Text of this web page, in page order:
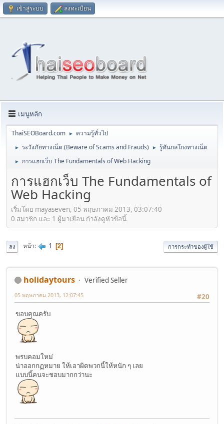
เข้าสู่ระบบ ลงทะเบียน
เมนูหลัก
ThaiSEOBoard.com ► ความรู้ทั่วไป
► ระวังภัยทางเน็ต (Beware of Scams and Frauds) ► รู้ทันกลโกงทางเน็ต
► การแฮกเว็บ The Fundamentals of Web Hacking
การแฮกเว็บ The Fundamentals of
Web Hacking
เริ่มโดย mayaseven, 05 พฤษภาคม 2013, 03:07:40
0 สมาชิก และ 1 ผู้มาเยือน กำลังดูหัวข้อนี้
ลง หน้า 1 2 การกระทำของผู้ใช้
holidaytours
Verified Seller
#20
05 พฤษภาคม 2013, 12:07:45
ขอบคุณครับ
พรบคอมใหม่
น่าออกกฏหมาย ให้เอาผิดพวกนี้ให้หนัก ๆ เลย
แบบนี้คนจะชอบมากกว่านะ